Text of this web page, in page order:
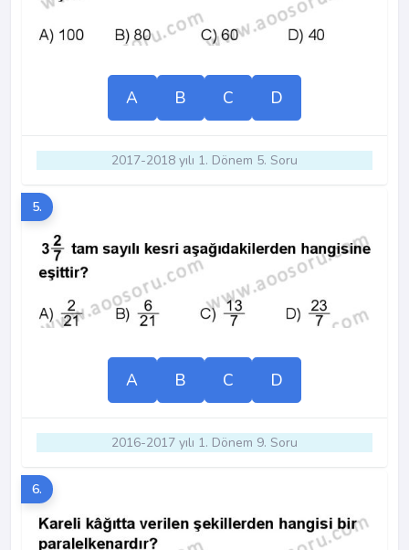
A B C D
2017-2018 yılı 1. Dönem 5. Soru
5.
A B C D
2016-2017 yılı 1. Dönem 9. Soru
6.